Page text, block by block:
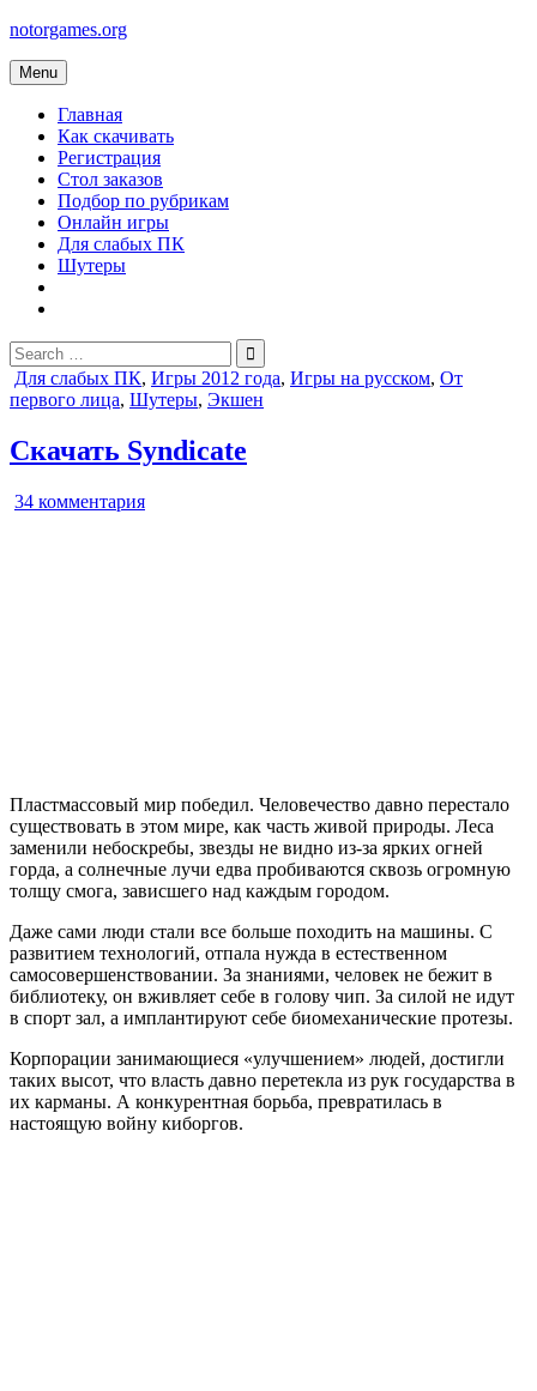
Skip
content
notorgames.org
Menu
Главная
Как скачивать
Регистрация
Стол заказов
Подбор по рубрикам
Онлайн игры
Для слабых ПК
Шутеры
Search
for:
Posted
in
Для слабых ПК, Игры 2012 года, Игры на русском, От
первого лица, Шутеры, Экшен
Скачать Syndicate
34 комментарияк
Пластмассовый мир победил. Человечество давно перестало
существовать в этом мире, как часть живой природы. Леса
заменили небоскребы, звезды не видно из-за ярких огней
горда, а солнечные лучи едва пробиваются сквозь огромную
толщу смога, зависшего над каждым городом.
Даже сами люди стали все больше походить на машины. С
развитием технологий, отпала нужда в естественном
самосовершенствовании. За знаниями, человек не бежит в
библиотеку, он вживляет себе в голову чип. За силой не идут
в спорт зал, а имплантируют себе биомеханические протезы.
Корпорации занимающиеся «улучшением» людей, достигли
таких высот, что власть давно перетекла из рук государства в
их карманы. А конкурентная борьба, превратилась в
настоящую войну киборгов.